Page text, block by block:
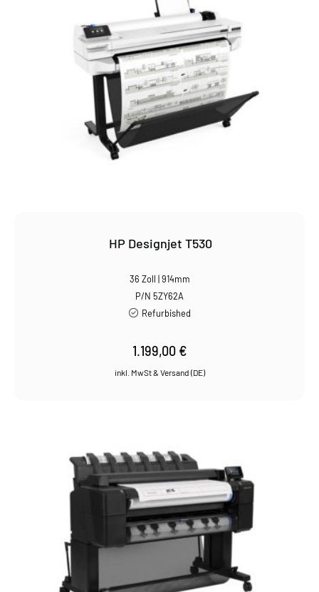
HP Designjet T530
36 Zoll | 914mm
P/N 5ZY62A
Refurbished
1.199,00 €